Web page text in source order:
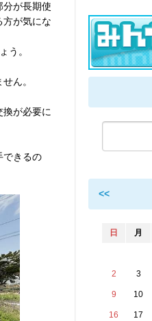
分が長期使
方が気にな
う。
ん。
が必要に
できるの
<<
日 月
2 3
9 10
16 17